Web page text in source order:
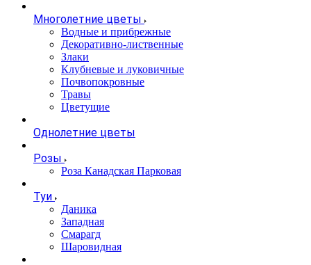
Многолетние цветы
Водные и прибрежные
Декоративно-лиственные
Злаки
Клубневые и луковичные
Почвопокровные
Травы
Цветущие
Однолетние цветы
Розы
Роза Канадская Парковая
Туи
Даника
Западная
Смарагд
Шаровидная